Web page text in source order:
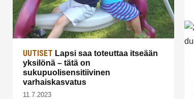
UUTISET Lapsi saa toteuttaa itseään
yksilönä – tätä on
sukupuolisensitiivinen
varhaiskasvatus
11.7.2023